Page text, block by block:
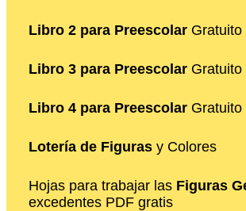
Libro 2 para Preescolar Gratuito
Libro 3 para Preescolar Gratuito
Libro 4 para Preescolar Gratuito
Lotería de Figuras y Colores
Hojas para trabajar las Figuras
excedentes PDF gratis